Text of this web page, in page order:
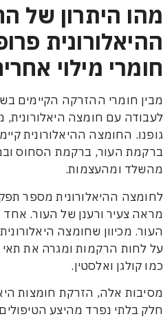
היתרון של
מילוי
חומרי ההזרקה הקיימים בשוק,
עם חומצה היאלורונית,
החומצה ההיאלורונית קיימת
העור, ברקמת הסחוס
ומהעצמות.
ההיאלורונית מספר
צעיר ורענן של העור. אחד
מכיוון שחומצה היאלורונית
הרקמות ומגרה את תאי
ואלסטין.
אלה, הזרקת חומצות
בלתי נפרד מהיצע הטיפולים